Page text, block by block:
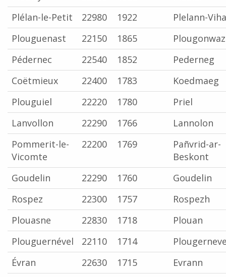
Plélan-le-Petit
22980 1922
Plelann-
Plouguenast
22150 1865
Plougonwaz
Pédernec
22540 1852
Pederneg
Coëtmieux
22400 1783
Koedmaeg
Plouguiel
22220 1780
Priel
Lanvollon
22290 1766
Lannolon
Pommerit-le-
Vicomte
22200 1769
Pañvrid-ar-
Beskont
Goudelin
22290 1760
Goudelin
Rospez
22300 1757
Rospezh
Plouasne
22830 1718
Plouan
Plouguernével
22110 1714
Évran
22630 1715
Evrann